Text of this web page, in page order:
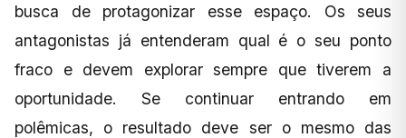
busca de protagonizar esse espaço. Os seus
antagonistas já entenderam qual é o seu ponto
fraco e devem explorar sempre que tiverem a
oportunidade. Se continuar entrando em
polêmicas, o resultado deve ser o mesmo das